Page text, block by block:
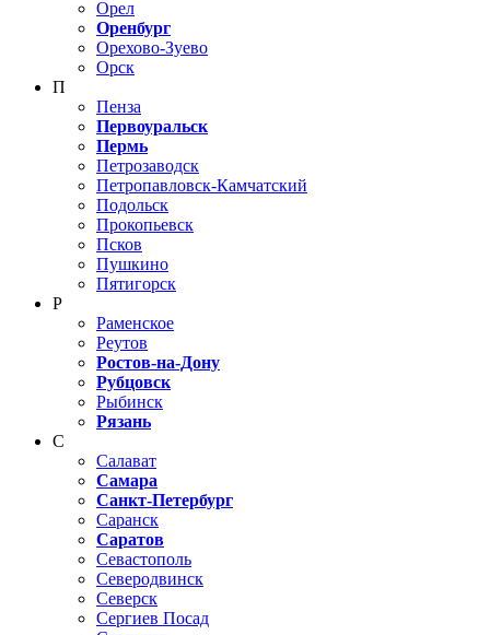
Орел
Оренбург
Орехово-Зуево
Орск
П
Пенза
Первоуральск
Пермь
Петрозаводск
Петропавловск-Камчатский
Подольск
Прокопьевск
Псков
Пушкино
Пятигорск
Р
Раменское
Реутов
Ростов-на-Дону
Рубцовск
Рыбинск
Рязань
С
Салават
Самара
Санкт-Петербург
Саранск
Саратов
Севастополь
Северодвинск
Северск
Сергиев Посад